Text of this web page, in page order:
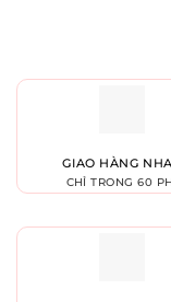
GIAO HÀNG
CHỈ TRONG 60